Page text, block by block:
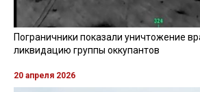
Пограничники показали уничтожение
ликвидацию группы оккупантов
20 апреля 2026